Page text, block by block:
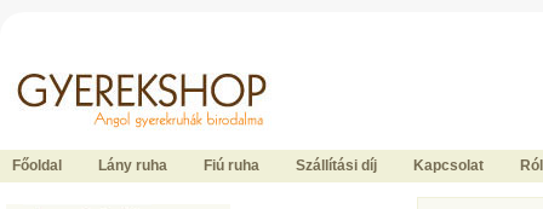
Főoldal Lány ruha Fiú ruha Szállítási díj Kapcsolat